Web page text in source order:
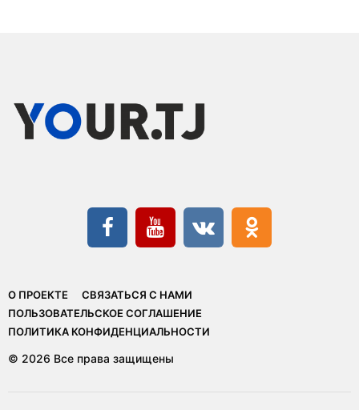
О ПРОЕКТЕ
СВЯЗАТЬСЯ С НАМИ
ПОЛЬЗОВАТЕЛЬСКОЕ СОГЛАШЕНИЕ
ПОЛИТИКА КОНФИДЕНЦИАЛЬНОСТИ
© 2026 Все права защищены